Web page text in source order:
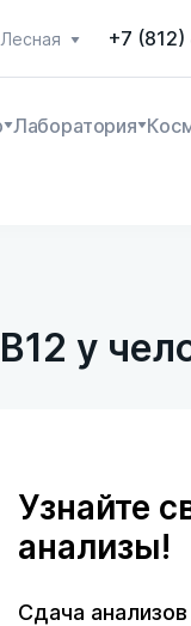
+7
Лаборатория
у
Узнайте
анализы!
Сдача